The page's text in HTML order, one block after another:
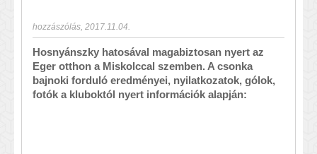
hozzászólás 2017.11.04.
Hosnyánszky hatosával magabiztosan nyert az
Eger otthon a Miskolccal szemben. A csonka
bajnoki forduló eredményei, nyilatkozatok, gólok,
fotók a kluboktól nyert információk alapján: